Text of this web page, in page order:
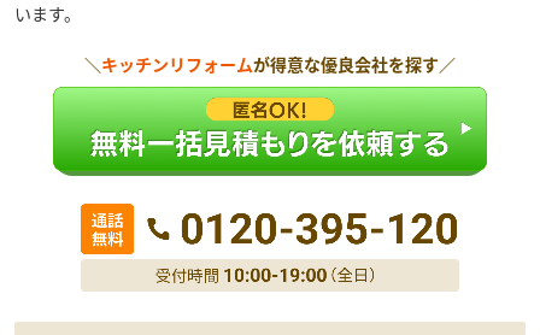
います。
＼キッチンリフォームが得意な優良会社を探す／